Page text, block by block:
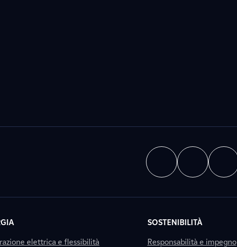
elettrica e flessibilità
SOSTENIBILITÀ
Responsabilità e impegno